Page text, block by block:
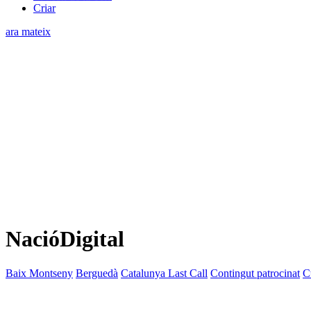
Criar
ara mateix
NacióDigital
Baix Montseny Berguedà Catalunya Last Call Contingut patrocinat